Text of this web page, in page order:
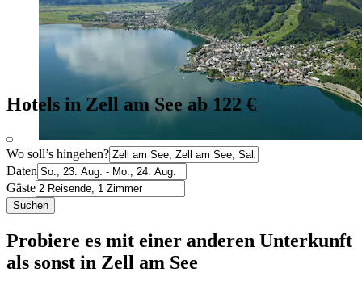
Hotels in Zell am See ab 122 €
Wo soll’s hingehen?
Daten
Gäste
Suchen
Probiere es mit einer anderen Unterkunft
als sonst in Zell am See